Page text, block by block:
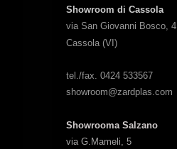
Showroom di Cassola
via San Giovanni Bosco, 4
Cassola (VI)
tel./fax. 0424 533567
showroom@zardplas.com
Showrooma Salzano
via G.Mameli, 5